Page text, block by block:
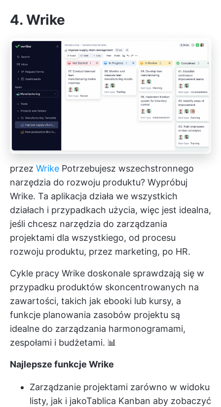
4. Wrike
przez Wrike Potrzebujesz wszechstronnego
narzędzia do rozwoju produktu? Wypróbuj
Wrike. Ta aplikacja działa we wszystkich
działach i przypadkach użycia, więc jest idealna,
jeśli chcesz narzędzia do zarządzania
projektami dla wszystkiego, od procesu
rozwoju produktu, przez marketing, po HR.
Cykle pracy Wrike doskonale sprawdzają się w
przypadku produktów skoncentrowanych na
zawartości, takich jak ebooki lub kursy, a
funkcje planowania zasobów projektu są
idealne do zarządzania harmonogramami,
zespołami i budżetami. 📊
Najlepsze funkcje Wrike
Zarządzanie projektami zarówno w widoku
listy, jak i jakoTablica Kanban aby zobaczyć